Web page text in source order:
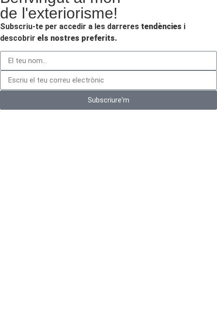
de l'exteriorisme!
Subscriu-te per accedir a les darreres tendències i
descobrir els nostres preferits.
Subscriure'm